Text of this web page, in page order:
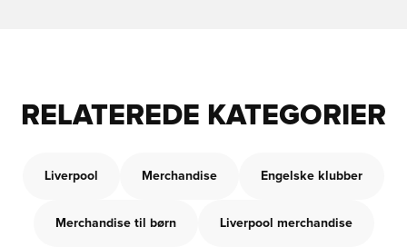
RELATEREDE KATEGORIER
Liverpool Merchandise Engelske klubber
Merchandise til børn Liverpool merchandise